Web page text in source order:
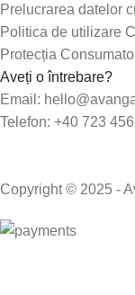
Prelucrarea datelor
Politica de utilizare
Protecția
Aveți o întrebare?
Email:
Telefon: +40 723
Copyright © 2025 -